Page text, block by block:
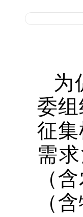
为
委
征
需
（
（